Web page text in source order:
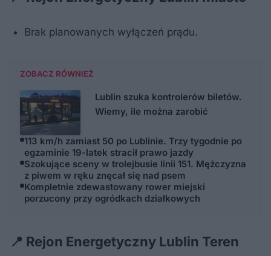
Brak planowanych wyłączeń prądu.
ZOBACZ RÓWNIEŻ
Lublin szuka kontrolerów biletów.
Wiemy, ile można zarobić
113 km/h zamiast 50 po Lublinie. Trzy tygodnie po
egzaminie 19-latek stracił prawo jazdy
Szokujące sceny w trolejbusie linii 151. Mężczyzna
z piwem w ręku znęcał się nad psem
Kompletnie zdewastowany rower miejski
porzucony przy ogródkach działkowych
📍 Rejon Energetyczny Lublin Teren